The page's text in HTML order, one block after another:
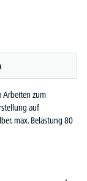
Arbeiten zum
auf
max. Belastung 80